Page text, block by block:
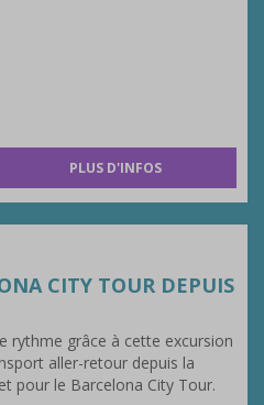
PLUS D'INFOS
CITY TOUR DEPUIS
rythme grâce à cette excursion
aller-retour depuis la
pour le Barcelona City Tour.